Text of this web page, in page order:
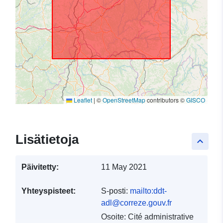
Leaflet | ©OpenStreetMapcontributors ©GISCO
keyboard_arrow_up
Lisätietoja
Päivitetty: 11 May 2021
Yhteyspisteet: S-posti: mailto:ddt-
adl@correze.gouv.fr
Osoite: Cité administrative